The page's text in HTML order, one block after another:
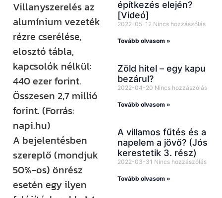
Villanyszerelés az
alumínium vezeték
rézre cserélése,
elosztó tábla,
kapcsolók nélkül:
440 ezer forint.
Összesen 2,7 millió
forint. (Forrás:
napi.hu)
A bejelentésben
szereplő (mondjuk
50%-os) önrész
esetén egy ilyen
építkezés elején?
[Videó]
2022-05-12 Nincs hozzászólás
Tovább olvasom »
Zöld hitel – egy kapu
bezárul?
2022-04-20 Nincs hozzászólás
Tovább olvasom »
A villamos fűtés és a
napelem a jövő? (Jós
kerestetik 3. rész)
2022-03-31 Nincs hozzászólás
Tovább olvasom »